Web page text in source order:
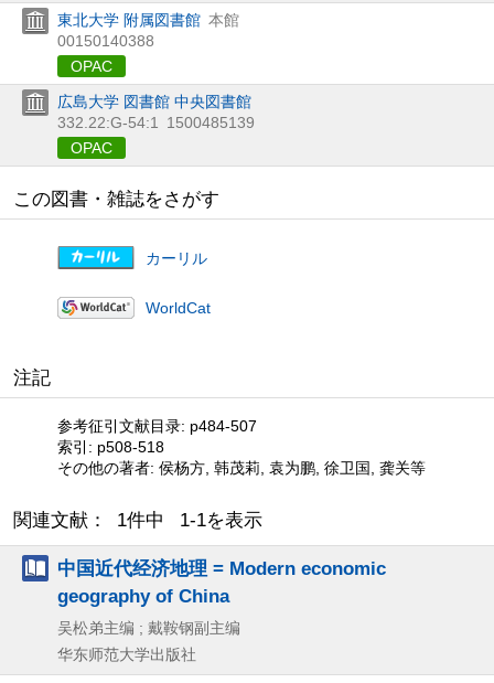
東北大学 附属図書館 本館
00150140388
OPAC
広島大学 図書館 中央図書館
332.22:G-54:1
1500485139
OPAC
この図書・雑誌をさがす
カーリル
WorldCat
注記
参考征引文献目录: p484-507
索引: p508-518
その他の著者: 侯杨方, 韩茂莉, 袁为鹏, 徐卫国, 龚关等
関連文献： 1件中 1-1を表示
中国近代经济地理 = Modern economic
geography of China
吴松弟主编 ; 戴鞍钢副主编
华东师范大学出版社